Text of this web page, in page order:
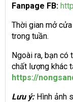
Fanpage FB:
Thời gian mở
trong tuần.
Ngoài ra, bạn có
chất lượng khác
https://
Lưu ý: Hình ảnh